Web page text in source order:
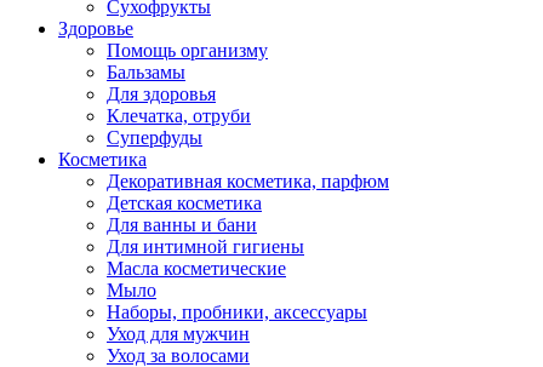
Сухофрукты
Здоровье
Помощь организму
Бальзамы
Для здоровья
Клечатка, отруби
Суперфуды
Косметика
Декоративная косметика, парфюм
Детская косметика
Для ванны и бани
Для интимной гигиены
Масла косметические
Мыло
Наборы, пробники, аксессуары
Уход для мужчин
Уход за волосами